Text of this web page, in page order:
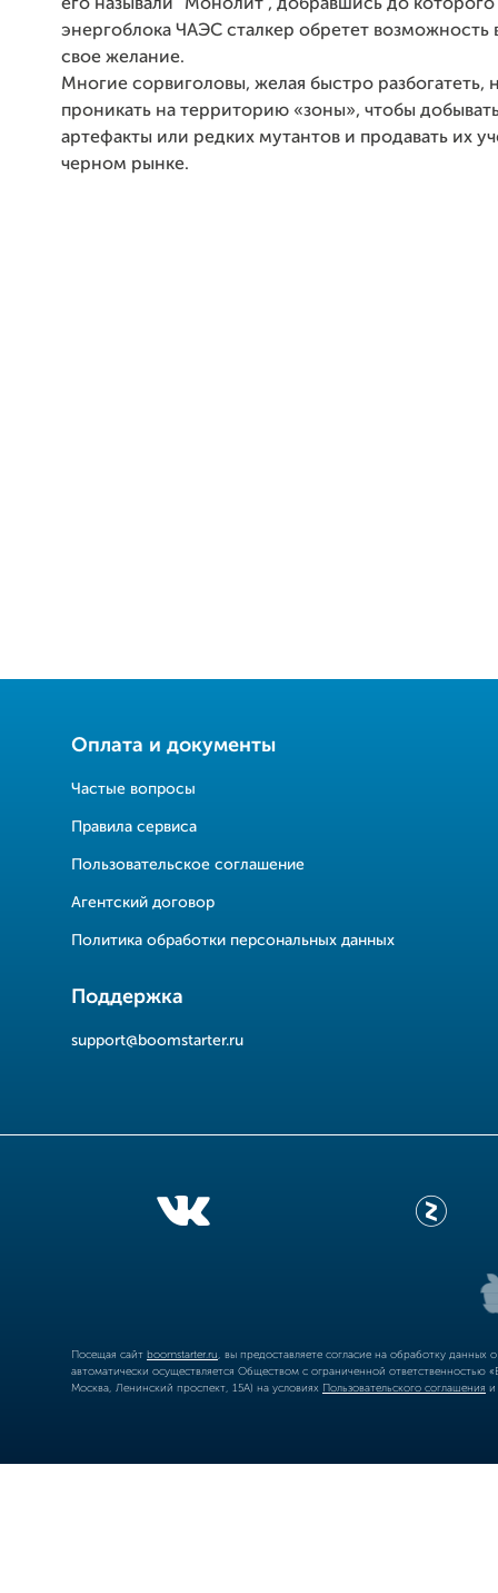
его называли “Монолит”, добравшись до которого
энергоблока ЧАЭС сталкер обретет возможность
свое желание.
Многие сорвиголовы, желая быстро разбогатеть,
проникать на территорию «зоны», чтобы
артефакты или редких мутантов и продавать их
черном рынке.
Оплата и документы
Частые вопросы
Правила сервиса
Пользовательское соглашение
Агентский договор
Политика обработки персональных данных
Поддержка
support@boomstarter.ru
Посещая сайт boomstarter.ru , вы предоставляете согласие на обработку
автоматически осуществляется Обществом с ограниченной
Москва, Ленинский проспект, 15А) на условиях Пользовательского соглашения и